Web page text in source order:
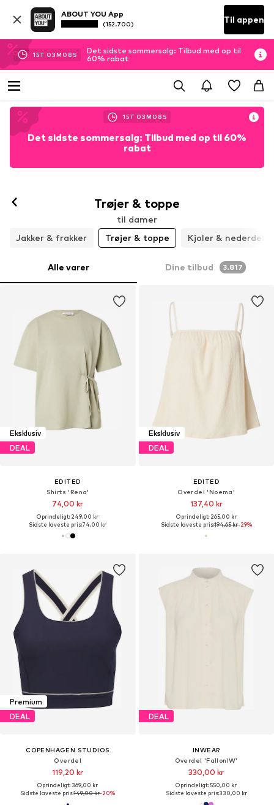
ABOUT YOU App
(152.700) Til appen
15T 03M 05 S
Det sidste sommersalg: Tilbud med op til
60% rabat
15T 03M 05 S
Det sidste sommersalg: Tilbud med op til 60%
rabat
Trøjer & toppe
til damer
Jakker & frakker
Trøjer & toppe Kjoler & nederdele
Alle varer Dine tilbud 3.817
Eksklusiv
DEAL
EDITED
Shirts 'Rena'
74,00 kr
Oprindeligt: 249,00 kr
Sidste laveste pris:74,00 kr
Eksklusiv
DEAL
EDITED
Overdel 'Noema'
137,40 kr
Oprindeligt: 265,00 kr
Sidste laveste pris:194,65 kr-29%
Premium
DEAL
COPENHAGEN STUDIOS
Overdel
119,20 kr
Oprindeligt: 369,00 kr
Sidste laveste pris:149,00 kr-20%
DEAL
INWEAR
Overdel 'FallonIW'
330,00 kr
Oprindeligt: 550,00 kr
Sidste laveste pris:330,00 kr